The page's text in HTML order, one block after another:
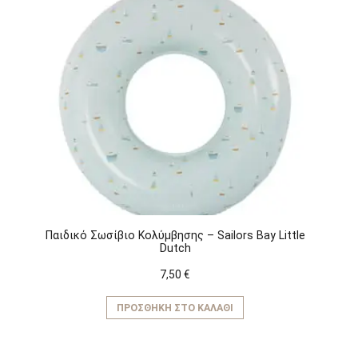
έχει
πολλαπλές
παραλλαγές.
επιλογές
μπορούν
να
επιλεγούν
στη
σελίδα
του
προϊόντος
Παιδικό Σωσίβιο Κολύμβησης – Sailors Bay Little
Dutch
7,50 €
ΠΡΟΣΘΉΚΗ ΣΤΟ ΚΑΛΆΘΙ